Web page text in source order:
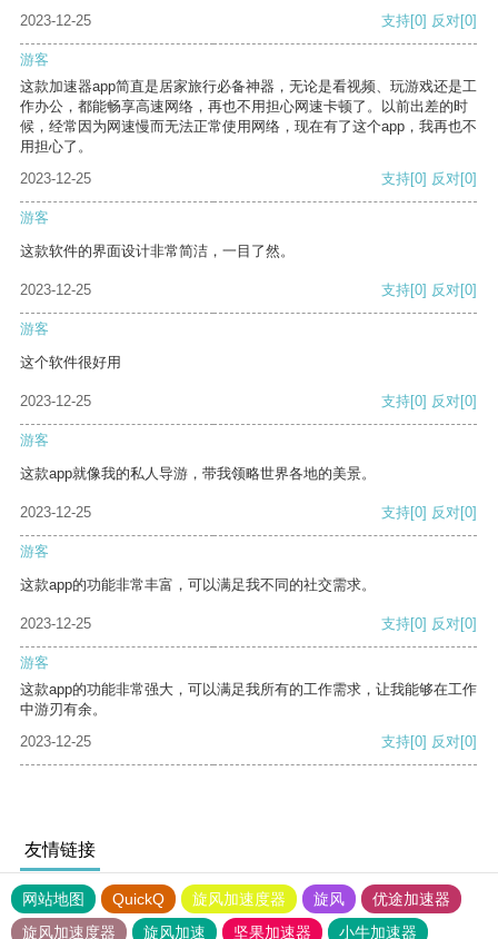
2023-12-25
支持[0] 反对[0]
游客
这款加速器app简直是居家旅行必备神器，无论是看视频、玩游戏还是工
作办公，都能畅享高速网络，再也不用担心网速卡顿了。以前出差的时
候，经常因为网速慢而无法正常使用网络，现在有了这个app，我再也不
用担心了。
2023-12-25
支持[0] 反对[0]
游客
这款软件的界面设计非常简洁，一目了然。
2023-12-25 支持[0] 反对[0]
游客
这个软件很好用
2023-12-25 支持[0] 反对[0]
游客
这款app就像我的私人导游，带我领略世界各地的美景。
2023-12-25 支持[0] 反对[0]
游客
这款app的功能非常丰富，可以满足我不同的社交需求。
2023-12-25 支持[0] 反对[0]
游客
这款app的功能非常强大，可以满足我所有的工作需求，让我能够在工作
中游刃有余。
2023-12-25
支持[0] 反对[0]
友情链接
网站地图 QuickQ 旋风加速度器 旋风
优途加速器
旋风加速度器
旋风加速 坚果加速器 小牛加速器